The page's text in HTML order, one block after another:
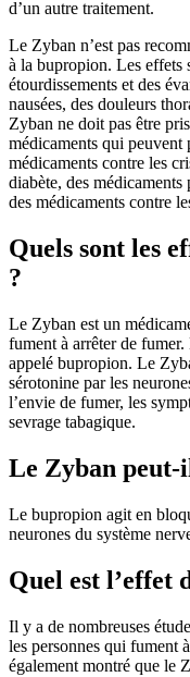
d’un autre traitement.
Le Zyban n’est pas
à la bupropion. Les effets
étourdissements et des
nausées, des douleurs
Zyban ne doit pas être
médicaments qui peuvent
médicaments contre les
diabète, des
des médicaments contre
Quels sont les
?
Le Zyban est un
fument à arrêter de
appelé bupropion. Le
sérotonine par les
l’envie de fumer, les
sevrage tabagique.
Le Zyban peut-
Le bupropion agit en
neurones du système
Quel est l’effet
Il y a de nombreuses
les personnes qui fument
également montré que le